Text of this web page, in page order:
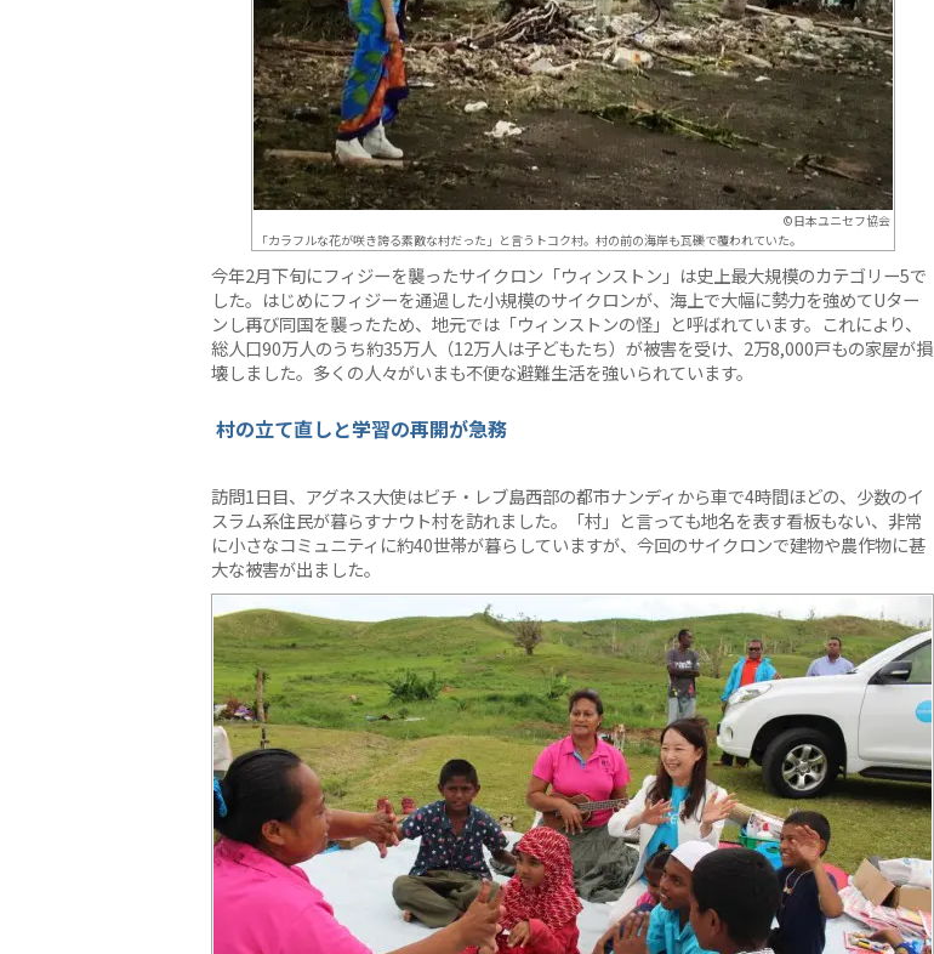
©日本ユニセフ協会
「カラフルな花が咲き誇る素敵な村だった」と言うトコク村。村の前の海岸も瓦礫で覆われていた。
今年2月下旬にフィジーを襲ったサイクロン「ウィンストン」は史上最大規模のカテゴリー5で
した。はじめにフィジーを通過した小規模のサイクロンが、海上で大幅に勢力を強めてUター
ンし再び同国を襲ったため、地元では「ウィンストンの怪」と呼ばれています。これにより、
総人口90万人のうち約35万人（12万人は子どもたち）が被害を受け、2万8,000戸もの家屋が損
壊しました。多くの人々がいまも不便な避難生活を強いられています。
村の立て直しと学習の再開が急務
訪問1日目、アグネス大使はビチ・レブ島西部の都市ナンディから車で4時間ほどの、少数のイ
スラム系住民が暮らすナウト村を訪れました。「村」と言っても地名を表す看板もない、非常
に小さなコミュニティに約40世帯が暮らしていますが、今回のサイクロンで建物や農作物に甚
大な被害が出ました。